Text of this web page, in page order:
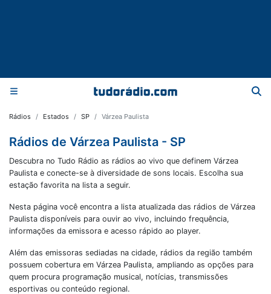
Rádios Estados SP Várzea Paulista
Rádios de Várzea Paulista - SP
Descubra no Tudo Rádio as rádios ao vivo que definem Várzea
Paulista e conecte-se à diversidade de sons locais. Escolha sua
estação favorita na lista a seguir.
Nesta página você encontra a lista atualizada das rádios de Várzea
Paulista disponíveis para ouvir ao vivo, incluindo frequência,
informações da emissora e acesso rápido ao player.
Além das emissoras sediadas na cidade, rádios da região também
possuem cobertura em Várzea Paulista, ampliando as opções para
quem procura programação musical, notícias, transmissões
esportivas ou conteúdo regional.